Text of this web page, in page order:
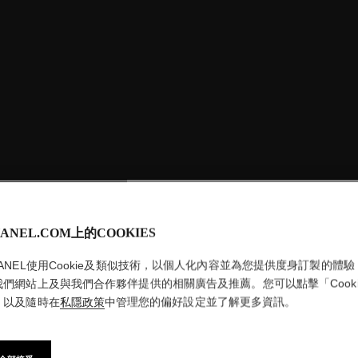
上的COOKIES
使用Cookie及類似技術，以個人化內容並為您提供度身訂製的體驗
們網站上及與我們合作夥伴提供的相關廣告及推薦。您可以點擊「
以及隨時在私隱政策中管理您的偏好設定並了解更多資訊。